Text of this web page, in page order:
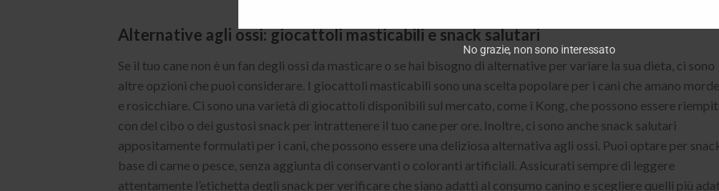
Alternative agli ossi: giocattoli masticabili e snack salutari
Se il tuo cane non è un fan degli ossi da masticare o se hai bisogno di alternative per variare la sua dieta, ci sono
altre opzioni che puoi considerare. I giocattoli masticabili sono una scelta popolare per i cani che amano
e rosicchiare. Ci sono una varietà di giocattoli disponibili sul mercato, come i Kong, che possono essere
con del cibo o dei gustosi snack per intrattenere il tuo cane per ore. Inoltre, ci sono anche snack salutari
appositamente formulati per i cani, che possono essere una deliziosa alternativa agli ossi. Puoi optare per
base di carne o pesce, senza aggiunta di conservanti o coloranti artificiali. Assicurati sempre di leggere
attentamente l’etichetta degli snack per verificare che siano adatti al consumo canino e scegliere quelli più
No grazie, non sono interessato